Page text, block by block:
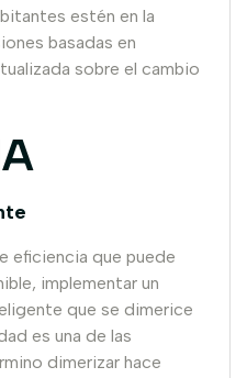
estén en la
basadas en
sobre el cambio
eficiencia que puede
implementar un
que se dimerice
es una de las
dimerizar hace